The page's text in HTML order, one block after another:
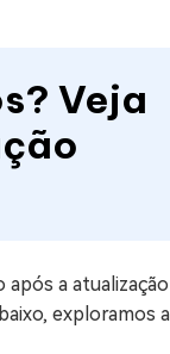
Veja
a
exploramos